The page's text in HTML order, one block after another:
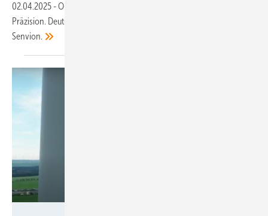
02.04.2025 -Optische Fasern garantieren in der Messtechnik hohe
Präzision. Deutsche Windtechnik überwacht damit Blattlager von
Senvion.